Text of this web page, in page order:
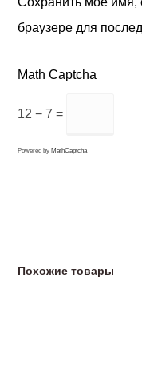
браузере для
Math Captcha
12 − 7 =
Powered by MathCaptcha
Похожие товары